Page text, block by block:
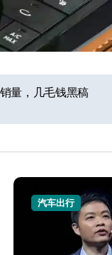
量，几毛钱黑稿
汽车出行